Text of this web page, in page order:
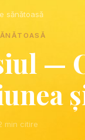
sănătoasă
—
min citire